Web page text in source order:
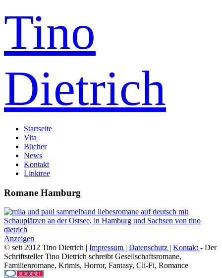
Tino
Dietrich
Startseite
Vita
Bücher
News
Kontakt
Linktree
Romane Hamburg
Anzeigen
© seit 2012 Tino Dietrich | Impressum | Datenschutz | Kontakt- Der
Schriftsteller Tino Dietrich schreibt Gesellschaftsromane,
Familienromane, Krimis, Horror, Fantasy, Cli-Fi, Romance